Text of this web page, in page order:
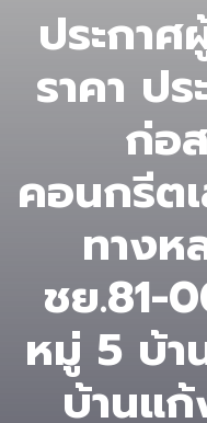
ประกาศ
ราคา ป
ก่อ
คอนกรีต
ทางห
ชย.81-
หมู่ 5 บ้า
บ้านแ